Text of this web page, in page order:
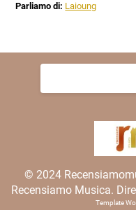
Parliamo di: Laioung
Ricerca
© 2024
Recensiamo Musica.
Template